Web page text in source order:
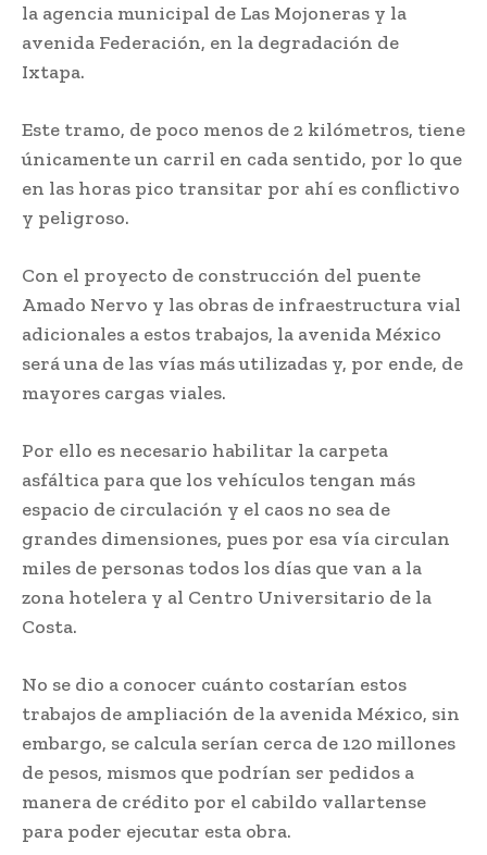
la agencia municipal de Las Mojoneras y la
avenida Federación, en la degradación de
Ixtapa.
Este tramo, de poco menos de 2 kilómetros, tiene
únicamente un carril en cada sentido, por lo que
en las horas pico transitar por ahí es conflictivo
y peligroso.
Con el proyecto de construcción del puente
Amado Nervo y las obras de infraestructura vial
adicionales a estos trabajos, la avenida México
será una de las vías más utilizadas y, por ende, de
mayores cargas viales.
Por ello es necesario habilitar la carpeta
asfáltica para que los vehículos tengan más
espacio de circulación y el caos no sea de
grandes dimensiones, pues por esa vía circulan
miles de personas todos los días que van a la
zona hotelera y al Centro Universitario de la
Costa.
No se dio a conocer cuánto costarían estos
trabajos de ampliación de la avenida México, sin
embargo, se calcula serían cerca de 120 millones
de pesos, mismos que podrían ser pedidos a
manera de crédito por el cabildo vallartense
para poder ejecutar esta obra.